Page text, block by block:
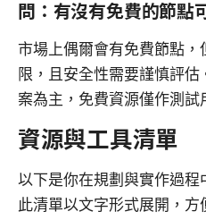
問：有沒有免費的節點
市場上偶爾會有免費節點
限，且安全性需要謹慎評
案為主，免費資源僅作測試
資源與工具清單
以下是你在規劃與實作過程
此清單以文字形式展開，